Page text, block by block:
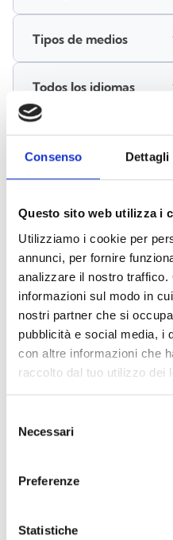
Consenso Dettagli
Questo sito web utilizza i
Utilizziamo i cookie per
annunci, per fornire
analizzare il nostro traffico.
informazioni sul modo in
nostri partner che si
pubblicità e social media, i
con altre informazioni che
raccolto dal tuo utilizzo dei
delNecessari
Preferenze
Statistiche
Accesorios bases EB00
Accesorios para la
Accesorios para
Accesorios Senseware
Accesorios de la serie
Seleccionar todo
Inicia sesión antes de
iconolock
Tipos de medios
Todos los idiomas
BUSCAR
BORRAR FILTROS